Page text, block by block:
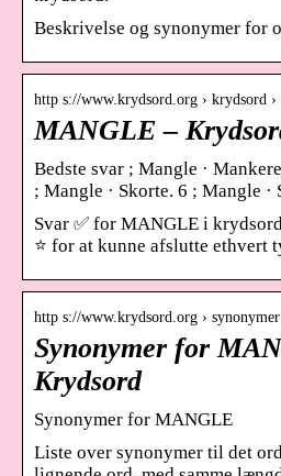
Beskrivelse og synonymer for
http s://www.krydsord.org › krydsord ›
MANGLE –
Bedste svar ; Mangle ·
; Mangle · Skorte. 6 ; Mangle ·
Svar ✅ for MANGLE i
⭐ for at kunne afslutte ethvert
http s://www.krydsord.org ›
Synonymer for
Krydsord
Synonymer for MANGLE
Liste over synonymer til det